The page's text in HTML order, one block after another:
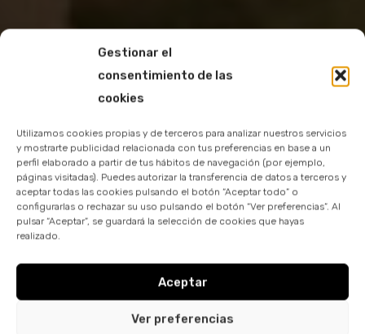
Gestionar el
consentimiento de las
cookies
Utilizamos cookies propias y de terceros para analizar nuestros servicios
y mostrarte publicidad relacionada con tus preferencias en base a un
perfil elaborado a partir de tus hábitos de navegación (por ejemplo,
páginas visitadas). Puedes autorizar la transferencia de datos a terceros y
aceptar todas las cookies pulsando el botón “Aceptar todo” o
configurarlas o rechazar su uso pulsando el botón “Ver preferencias”. Al
pulsar “Aceptar”, se guardará la selección de cookies que hayas
realizado.
Aceptar
Ver preferencias